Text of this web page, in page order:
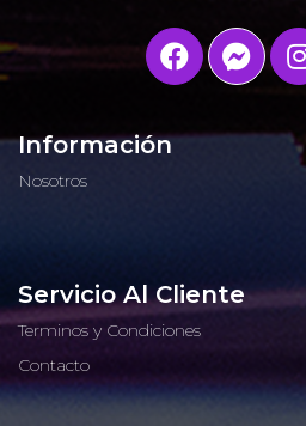
Información
Nosotros
Servicio Al Cliente
Terminos y Condiciones
Contacto